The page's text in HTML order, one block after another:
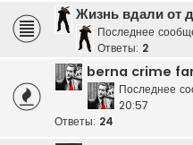
Жизнь вдали от
Последнее
Ответы: 2
berna crime
Последнее
20:57
Ответы: 24